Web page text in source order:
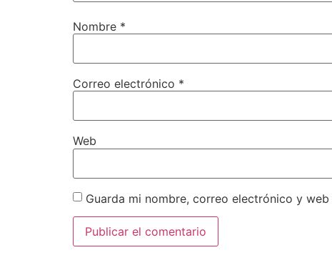
Nombre *
Correo electrónico *
Web
Guarda mi nombre, correo electrónico y